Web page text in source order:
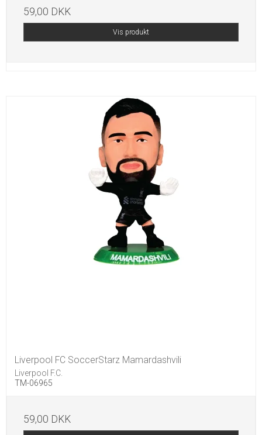
59,00 DKK
Vis produkt
Liverpool FC SoccerStarz Mamardashvili
Liverpool F.C.
TM-06965
59,00 DKK